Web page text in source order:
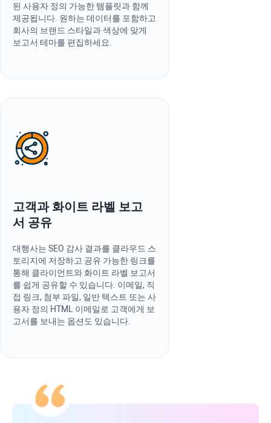
된 사용자 정의 가능한 템플릿과 함께
제공됩니다. 원하는 데이터를 포함하고
회사의 브랜드 스타일과 색상에 맞게
보고서 테마를 편집하세요.
고객과 화이트 라벨 보고
서 공유
대행사는 SEO 감사 결과를 클라우드 스
토리지에 저장하고 공유 가능한 링크를
통해 클라이언트와 화이트 라벨 보고서
를 쉽게 공유할 수 있습니다. 이메일, 직
접 링크, 첨부 파일, 일반 텍스트 또는 사
용자 정의 HTML 이메일로 고객에게 보
고서를 보내는 옵션도 있습니다.